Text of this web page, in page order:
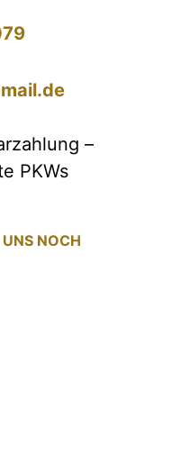
–
PKWs
NOCH